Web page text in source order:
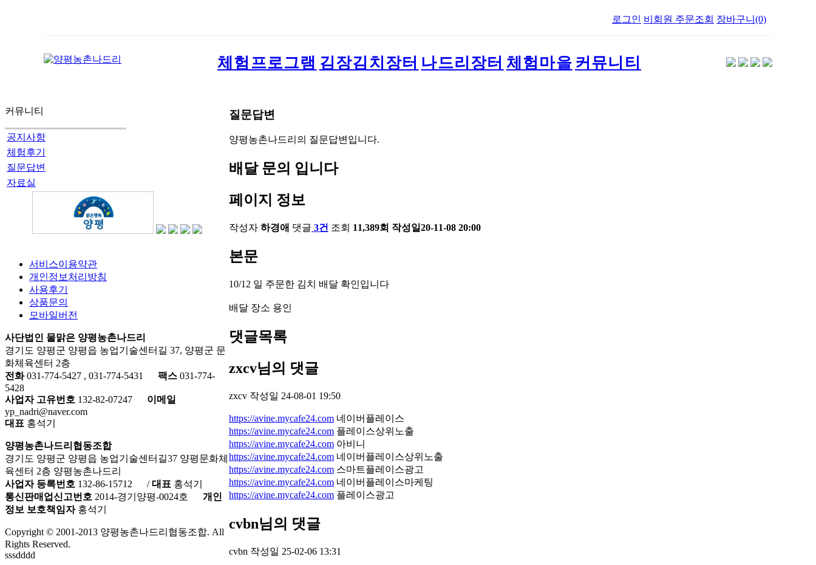
로그인 비회원 주문조회 장바구니(0)
체험프로그램 김장김치장터 나드리장터 체험마을 커뮤니티
커뮤니티
공지사항
체험후기
질문답변
자료실
질문답변
양평농촌나드리의 질문답변입니다.
배달 문의 입니다
페이지 정보
작성자 하경애 댓글 3건 조회 11,389회 작성일20-11-08 20:00
본문
10/12 일 주문한 김치 배달 확인입니다
배달 장소 용인
댓글목록
zxcv님의 댓글
zxcv 작성일 24-08-01 19:50
https://avine.mycafe24.com 네이버플레이스
https://avine.mycafe24.com 플레이스상위노출
https://avine.mycafe24.com 아비니
https://avine.mycafe24.com 네이버플레이스상위노출
https://avine.mycafe24.com 스마트플레이스광고
https://avine.mycafe24.com 네이버플레이스마케팅
https://avine.mycafe24.com 플레이스광고
cvbn님의 댓글
cvbn 작성일 25-02-06 13:31
서비스이용약관
개인정보처리방침
사용후기
상품문의
모바일버전
사단법인 물맑은 양평농촌나드리
경기도 양평군 양평읍 농업기술센터길 37, 양평군 문
화체육센터 2층
전화031-774-5427 , 031-774-5431 팩스 031-774-
5428
사업자 고유번호 132-82-07247
이메일
yp_nadri@naver.com
대표 홍석기
양평농촌나드리협동조합
경기도 양평군 양평읍 농업기술센터길37 양평문화체
육센터 2층 양평농촌나드리
사업자 등록번호 132-86-15712 /대표 홍석기
통신판매업신고번호 2014-경기양평-0024호
개인
정보 보호책임자홍석기
Copyright © 2001-2013 양평농촌나드리협동조합. All
Rights Reserved.
sssdddd